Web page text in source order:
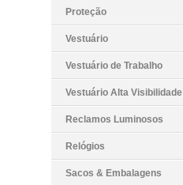
Proteção
Vestuário
Vestuário de Trabalho
Vestuário Alta Visibilidade
Reclamos Luminosos
Relógios
Sacos & Embalagens